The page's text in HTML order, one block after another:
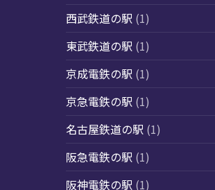
西武鉄道の駅 (1)
東武鉄道の駅 (1)
京成電鉄の駅 (1)
京急電鉄の駅 (1)
名古屋鉄道の駅 (1)
阪急電鉄の駅 (1)
阪神電鉄の駅 (1)